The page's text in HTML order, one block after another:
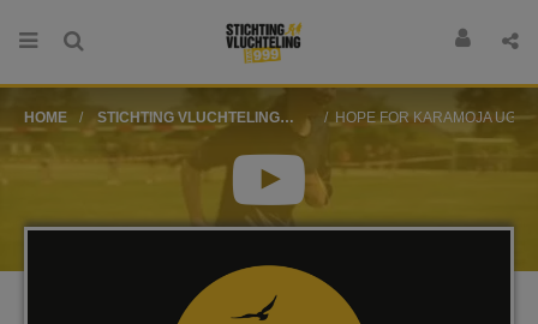
HOME
STICHTING VLUCHTELING
HOPE FOR KARAMOJA